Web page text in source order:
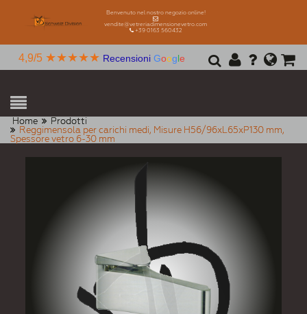
Benvenuto nel nostro negozio online!
vendite@vetreriadimensionevetro.com
+39 0163 560432
4,9/5 ★★★★★ Recensioni Google
Home
Prodotti
Reggimensola per carichi medi, Misure H56/96xL65xP130 mm,
Spessore vetro 6-30 mm